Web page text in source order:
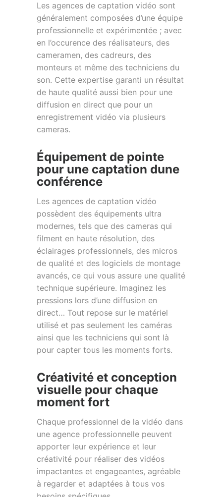
Les agences de captation vidéo sont
généralement composées d’une équipe
professionnelle et expérimentée ; avec
en l’occurence des réalisateurs, des
cameramen, des cadreurs, des
monteurs et même des techniciens du
son. Cette expertise garanti un résultat
de haute qualité aussi bien pour une
diffusion en direct que pour un
enregistrement vidéo via plusieurs
cameras.
Équipement de pointe
pour une captation dune
conférence
Les agences de captation vidéo
possèdent des équipements ultra
modernes, tels que des cameras qui
filment en haute résolution, des
éclairages professionnels, des micros
de qualité et des logiciels de montage
avancés, ce qui vous assure une qualité
technique supérieure. Imaginez les
pressions lors d’une diffusion en
direct… Tout repose sur le matériel
utilisé et pas seulement les caméras
ainsi que les techniciens qui sont là
pour capter tous les moments forts.
Créativité et conception
visuelle pour chaque
moment fort
Chaque professionnel de la vidéo dans
une agence professionnelle peuvent
apporter leur expérience et leur
créativité pour réaliser des vidéos
impactantes et engageantes, agréable
à regarder et adaptées à tous vos